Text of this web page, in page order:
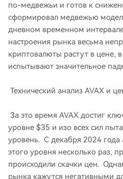
по-медвежьи и готов к
сформировал медвежью
дневном временном
настроения рынка весьма
криптовалюты растут в цене,
испытывают значительное
Технический анализ AVAX и
За это время AVAX достиг
уровне $35 и изо всех сил
уровень. С декабря 2024 года
этого уровня несколько раз,
происходили скачки цен.
рынка кажутся негативными